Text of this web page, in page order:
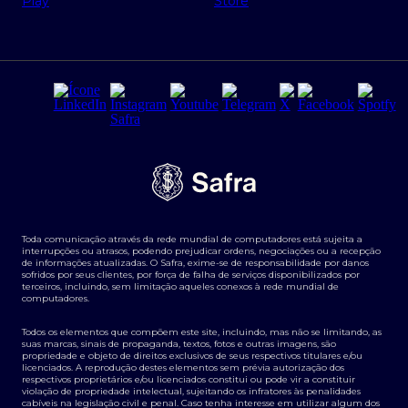
Regras e Parâmetros de Atuação Banco Safra
Segurança da Informação
Tarifas e serviços Pessoa Física
Transparência de remuneração
Termos e Condições para Portabilidade de Investimento
Derivativos
Agronegócios
Toda comunicação através da rede mundial de computadores está sujeita a
interrupções ou atrasos, podendo prejudicar ordens, negociações ou a recepção
de informações atualizadas. O Safra, exime-se de responsabilidade por danos
sofridos por seus clientes, por força de falha de serviços disponibilizados por
terceiros, incluindo, sem limitação aqueles conexos à rede mundial de
computadores.
Todos os elementos que compõem este site, incluindo, mas não se limitando, as
suas marcas, sinais de propaganda, textos, fotos e outras imagens, são
propriedade e objeto de direitos exclusivos de seus respectivos titulares e/ou
licenciados. A reprodução destes elementos sem prévia autorização dos
respectivos proprietários e/ou licenciados constitui ou pode vir a constituir
violação de propriedade intelectual, sujeitando os infratores às penalidades
cabíveis na legislação civil e penal. Caso tenha interesse em utilizar algum dos